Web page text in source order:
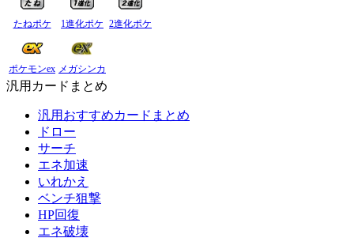
たねポケ 1進化ポケ 2進化ポケ
ポケモンex メガシンカ
汎用カードまとめ
汎用おすすめカードまとめ
ドロー
サーチ
エネ加速
いれかえ
ベンチ狙撃
HP回復
エネ破壊